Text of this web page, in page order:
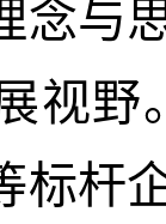
念与
视野
标杆